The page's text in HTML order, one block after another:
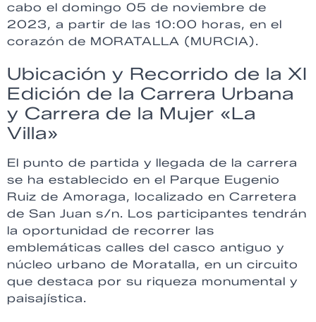
cabo el domingo 05 de noviembre de
2023, a partir de las 10:00 horas, en el
corazón de MORATALLA (MURCIA).
Ubicación y Recorrido de la XI
Edición de la Carrera Urbana
y Carrera de la Mujer «La
Villa»
El punto de partida y llegada de la carrera
se ha establecido en el Parque Eugenio
Ruiz de Amoraga, localizado en Carretera
de San Juan s/n. Los participantes tendrán
la oportunidad de recorrer las
emblemáticas calles del casco antiguo y
núcleo urbano de Moratalla, en un circuito
que destaca por su riqueza monumental y
paisajística.